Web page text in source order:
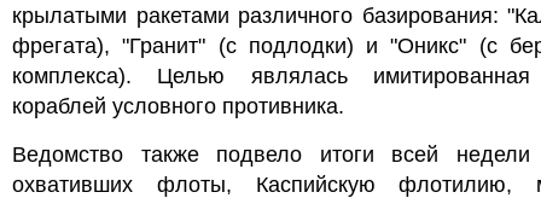
крылатыми ракетами различного базирования:
фрегата), "Гранит" (с подлодки) и "Оникс" (с
комплекса). Целью являлась имитированная
кораблей условного противника.
Ведомство также подвело итоги всей недели
охвативших флоты, Каспийскую флотилию,